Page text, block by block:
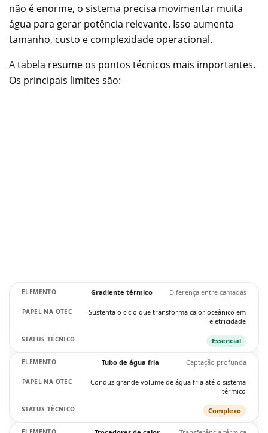
não é enorme, o sistema precisa movimentar muita
água para gerar potência relevante. Isso aumenta
tamanho, custo e complexidade operacional.
A tabela resume os pontos técnicos mais importantes.
Os principais limites são:
Gradiente térmico Diferença entre camadas
Sustenta o ciclo que transforma calor oceânico em
eletricidade
Essencial
Tubo de água fria Captação profunda
Conduz grande volume de água fria até o sistema
térmico
Complexo